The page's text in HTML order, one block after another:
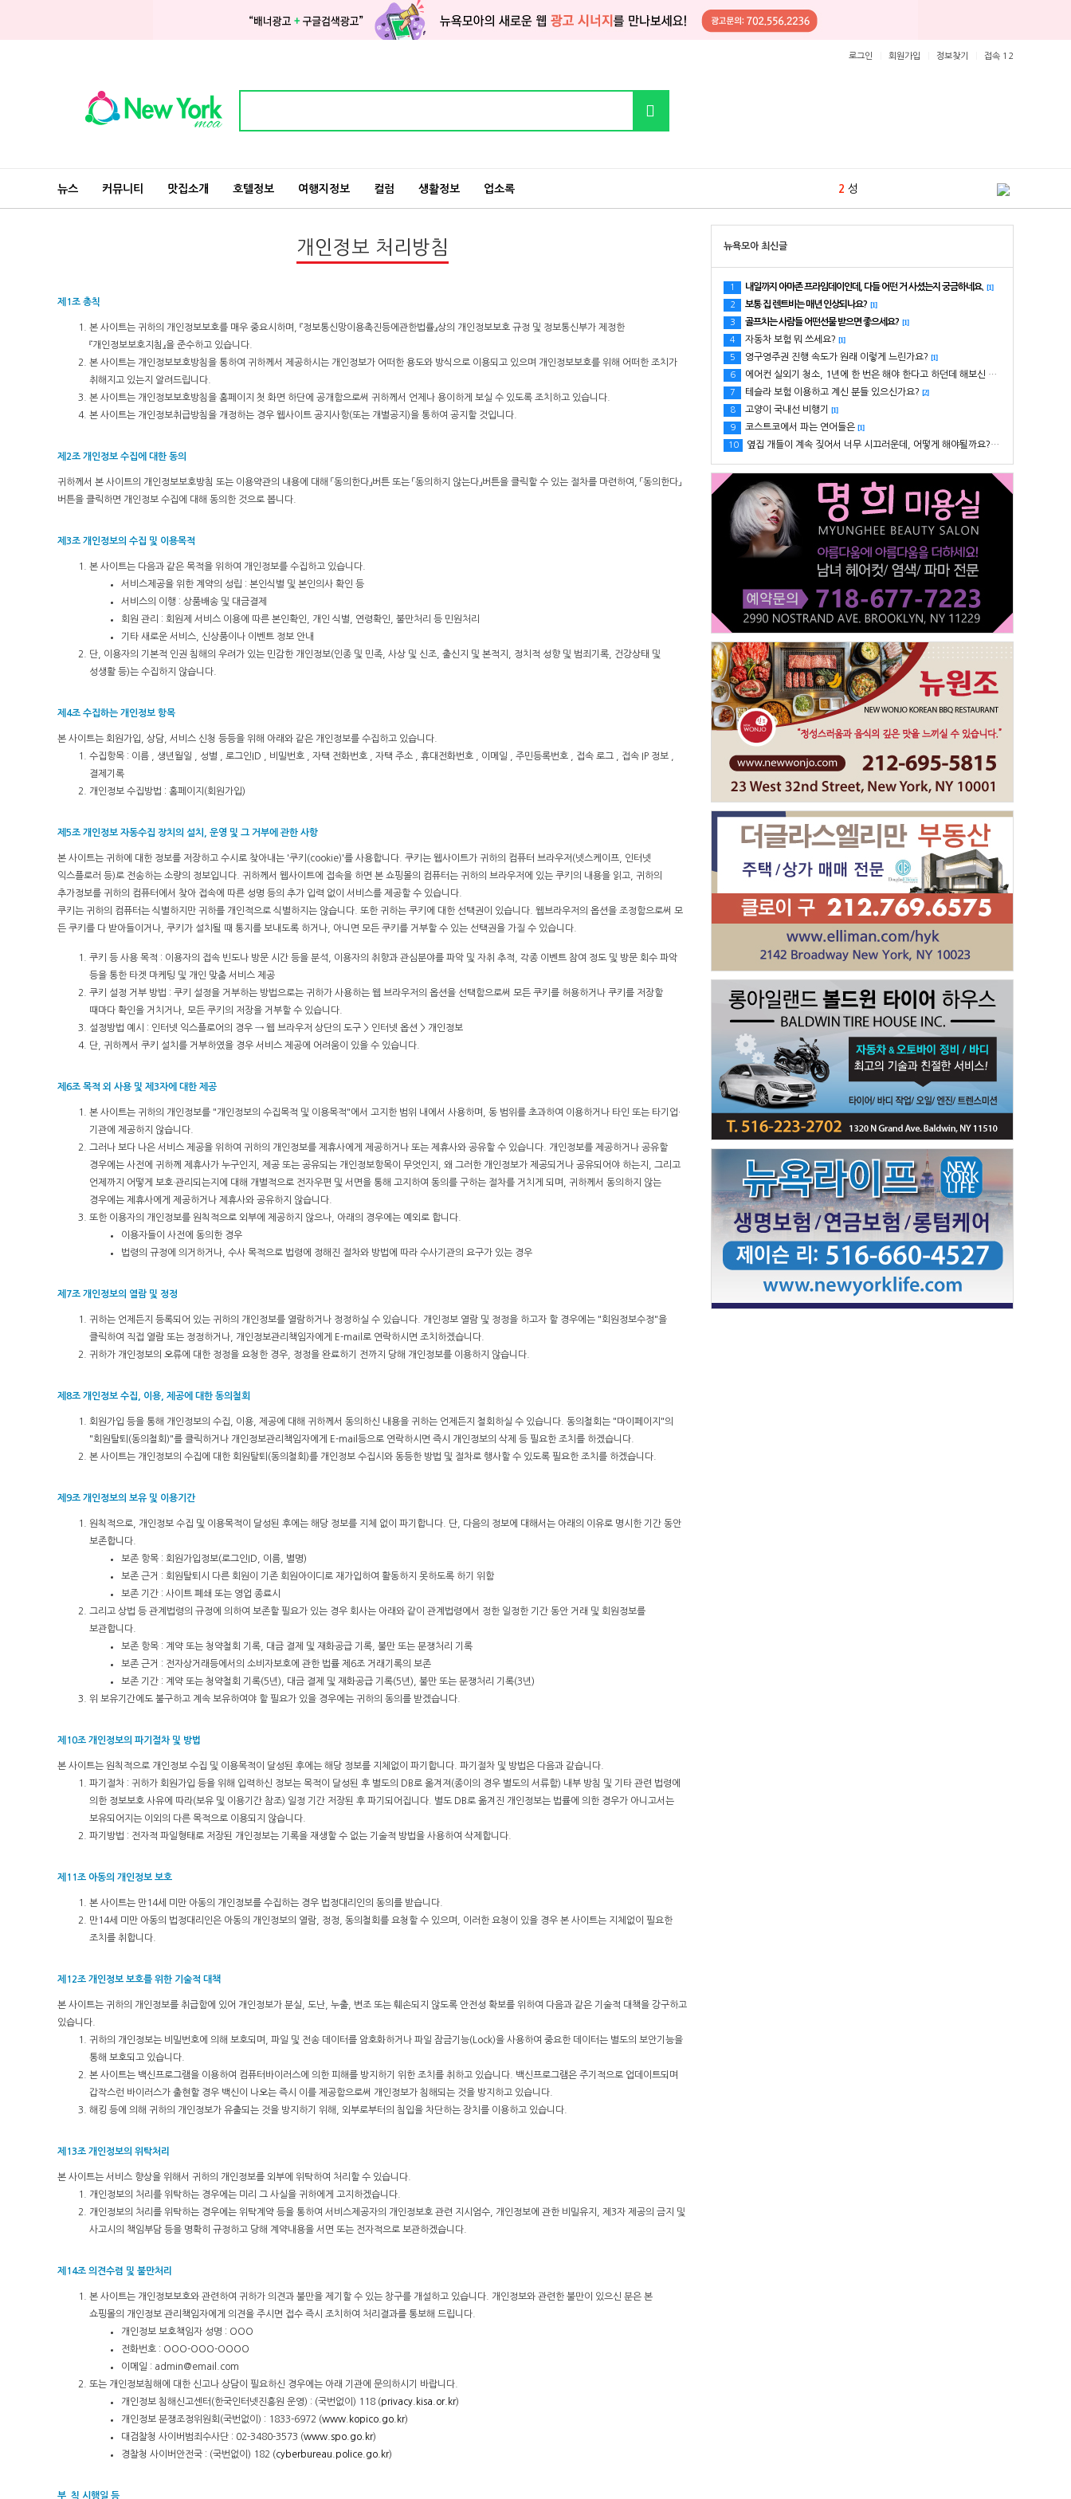
로그인 회원가입 정보찾기 접속 12
2 성
3 시큐
리얼
7 맨하탄
9 라이프
10 ZELLE
1 돌
뉴스 커뮤니티 맛집소개 호텔정보 여행지정보 컬럼 생활정보 업소록
Privacy
개인정보 처리방침
제1조 총칙
본 사이트는 귀하의 개인정보보호를 매우 중요시하며, 『정보통신망이용촉진등에관한법률』상의 개인정보보호 규정 및 정보통신부가 제정한
『개인정보보호지침』을 준수하고 있습니다.
본 사이트는 개인정보보호방침을 통하여 귀하께서 제공하시는 개인정보가 어떠한 용도와 방식으로 이용되고 있으며 개인정보보호를 위해 어떠한 조치가
취해지고 있는지 알려드립니다.
본 사이트는 개인정보보호방침을 홈페이지 첫 화면 하단에 공개함으로써 귀하께서 언제나 용이하게 보실 수 있도록 조치하고 있습니다.
본 사이트는 개인정보취급방침을 개정하는 경우 웹사이트 공지사항(또는 개별공지)을 통하여 공지할 것입니다.
제2조 개인정보 수집에 대한 동의
귀하께서 본 사이트의 개인정보보호방침 또는 이용약관의 내용에 대해 「동의한다」버튼 또는 「동의하지 않는다」버튼을 클릭할 수 있는 절차를 마련하여, 「동의한다」
버튼을 클릭하면 개인정보 수집에 대해 동의한 것으로 봅니다.
제3조 개인정보의 수집 및 이용목적
본 사이트는 다음과 같은 목적을 위하여 개인정보를 수집하고 있습니다.
서비스제공을 위한 계약의 성립 : 본인식별 및 본인의사 확인 등
서비스의 이행 : 상품배송 및 대금결제
회원 관리 : 회원제 서비스 이용에 따른 본인확인, 개인 식별, 연령확인, 불만처리 등 민원처리
기타 새로운 서비스, 신상품이나 이벤트 정보 안내
단, 이용자의 기본적 인권 침해의 우려가 있는 민감한 개인정보(인종 및 민족, 사상 및 신조, 출신지 및 본적지, 정치적 성향 및 범죄기록, 건강상태 및
성생활 등)는 수집하지 않습니다.
제4조 수집하는 개인정보 항목
본 사이트는 회원가입, 상담, 서비스 신청 등등을 위해 아래와 같은 개인정보를 수집하고 있습니다.
수집항목 : 이름 , 생년월일 , 성별 , 로그인ID , 비밀번호 , 자택 전화번호 , 자택 주소 , 휴대전화번호 , 이메일 , 주민등록번호 , 접속 로그 , 접속 IP 정보 ,
결제기록
개인정보 수집방법 : 홈페이지(회원가입)
제5조 개인정보 자동수집 장치의 설치, 운영 및 그 거부에 관한 사항
본 사이트는 귀하에 대한 정보를 저장하고 수시로 찾아내는 '쿠키(cookie)'를 사용합니다. 쿠키는 웹사이트가 귀하의 컴퓨터 브라우저(넷스케이프, 인터넷
익스플로러 등)로 전송하는 소량의 정보입니다. 귀하께서 웹사이트에 접속을 하면 본 쇼핑몰의 컴퓨터는 귀하의 브라우저에 있는 쿠키의 내용을 읽고, 귀하의
추가정보를 귀하의 컴퓨터에서 찾아 접속에 따른 성명 등의 추가 입력 없이 서비스를 제공할 수 있습니다.
쿠키는 귀하의 컴퓨터는 식별하지만 귀하를 개인적으로 식별하지는 않습니다. 또한 귀하는 쿠키에 대한 선택권이 있습니다. 웹브라우저의 옵션을 조정함으로써 모
든 쿠키를 다 받아들이거나, 쿠키가 설치될 때 통지를 보내도록 하거나, 아니면 모든 쿠키를 거부할 수 있는 선택권을 가질 수 있습니다.
쿠키 등 사용 목적 : 이용자의 접속 빈도나 방문 시간 등을 분석, 이용자의 취향과 관심분야를 파악 및 자취 추적, 각종 이벤트 참여 정도 및 방문 회수 파악
등을 통한 타겟 마케팅 및 개인 맞춤 서비스 제공
쿠키 설정 거부 방법 : 쿠키 설정을 거부하는 방법으로는 귀하가 사용하는 웹 브라우저의 옵션을 선택함으로써 모든 쿠키를 허용하거나 쿠키를 저장할
때마다 확인을 거치거나, 모든 쿠키의 저장을 거부할 수 있습니다.
설정방법 예시 : 인터넷 익스플로어의 경우 → 웹 브라우저 상단의 도구 > 인터넷 옵션 > 개인정보
단, 귀하께서 쿠키 설치를 거부하였을 경우 서비스 제공에 어려움이 있을 수 있습니다.
제6조 목적 외 사용 및 제3자에 대한 제공
본 사이트는 귀하의 개인정보를 "개인정보의 수집목적 및 이용목적"에서 고지한 범위 내에서 사용하며, 동 범위를 초과하여 이용하거나 타인 또는 타기업·
기관에 제공하지 않습니다.
그러나 보다 나은 서비스 제공을 위하여 귀하의 개인정보를 제휴사에게 제공하거나 또는 제휴사와 공유할 수 있습니다. 개인정보를 제공하거나 공유할
경우에는 사전에 귀하께 제휴사가 누구인지, 제공 또는 공유되는 개인정보항목이 무엇인지, 왜 그러한 개인정보가 제공되거나 공유되어야 하는지, 그리고
언제까지 어떻게 보호·관리되는지에 대해 개별적으로 전자우편 및 서면을 통해 고지하여 동의를 구하는 절차를 거치게 되며, 귀하께서 동의하지 않는
경우에는 제휴사에게 제공하거나 제휴사와 공유하지 않습니다.
또한 이용자의 개인정보를 원칙적으로 외부에 제공하지 않으나, 아래의 경우에는 예외로 합니다.
이용자들이 사전에 동의한 경우
법령의 규정에 의거하거나, 수사 목적으로 법령에 정해진 절차와 방법에 따라 수사기관의 요구가 있는 경우
제7조 개인정보의 열람 및 정정
귀하는 언제든지 등록되어 있는 귀하의 개인정보를 열람하거나 정정하실 수 있습니다. 개인정보 열람 및 정정을 하고자 할 경우에는 "회원정보수정"을
클릭하여 직접 열람 또는 정정하거나, 개인정보관리책임자에게 E-mail로 연락하시면 조치하겠습니다.
귀하가 개인정보의 오류에 대한 정정을 요청한 경우, 정정을 완료하기 전까지 당해 개인정보를 이용하지 않습니다.
제8조 개인정보 수집, 이용, 제공에 대한 동의철회
회원가입 등을 통해 개인정보의 수집, 이용, 제공에 대해 귀하께서 동의하신 내용을 귀하는 언제든지 철회하실 수 있습니다. 동의철회는 "마이페이지"의
"회원탈퇴(동의철회)"를 클릭하거나 개인정보관리책임자에게 E-mail등으로 연락하시면 즉시 개인정보의 삭제 등 필요한 조치를 하겠습니다.
본 사이트는 개인정보의 수집에 대한 회원탈퇴(동의철회)를 개인정보 수집시와 동등한 방법 및 절차로 행사할 수 있도록 필요한 조치를 하겠습니다.
제9조 개인정보의 보유 및 이용기간
원칙적으로, 개인정보 수집 및 이용목적이 달성된 후에는 해당 정보를 지체 없이 파기합니다. 단, 다음의 정보에 대해서는 아래의 이유로 명시한 기간 동안
보존합니다.
보존 항목 : 회원가입정보(로그인ID, 이름, 별명)
보존 근거 : 회원탈퇴시 다른 회원이 기존 회원아이디로 재가입하여 활동하지 못하도록 하기 위함
보존 기간 : 사이트 폐쇄 또는 영업 종료시
그리고 상법 등 관계법령의 규정에 의하여 보존할 필요가 있는 경우 회사는 아래와 같이 관계법령에서 정한 일정한 기간 동안 거래 및 회원정보를
보관합니다.
보존 항목 : 계약 또는 청약철회 기록, 대금 결제 및 재화공급 기록, 불만 또는 분쟁처리 기록
보존 근거 : 전자상거래등에서의 소비자보호에 관한 법률 제6조 거래기록의 보존
보존 기간 : 계약 또는 청약철회 기록(5년), 대금 결제 및 재화공급 기록(5년), 불만 또는 분쟁처리 기록(3년)
위 보유기간에도 불구하고 계속 보유하여야 할 필요가 있을 경우에는 귀하의 동의를 받겠습니다.
제10조 개인정보의 파기절차 및 방법
본 사이트는 원칙적으로 개인정보 수집 및 이용목적이 달성된 후에는 해당 정보를 지체없이 파기합니다. 파기절차 및 방법은 다음과 같습니다.
파기절차 : 귀하가 회원가입 등을 위해 입력하신 정보는 목적이 달성된 후 별도의 DB로 옮겨져(종이의 경우 별도의 서류함) 내부 방침 및 기타 관련 법령에
의한 정보보호 사유에 따라(보유 및 이용기간 참조) 일정 기간 저장된 후 파기되어집니다. 별도 DB로 옮겨진 개인정보는 법률에 의한 경우가 아니고서는
보유되어지는 이외의 다른 목적으로 이용되지 않습니다.
파기방법 : 전자적 파일형태로 저장된 개인정보는 기록을 재생할 수 없는 기술적 방법을 사용하여 삭제합니다.
제11조 아동의 개인정보 보호
본 사이트는 만14세 미만 아동의 개인정보를 수집하는 경우 법정대리인의 동의를 받습니다.
만14세 미만 아동의 법정대리인은 아동의 개인정보의 열람, 정정, 동의철회를 요청할 수 있으며, 이러한 요청이 있을 경우 본 사이트는 지체없이 필요한
조치를 취합니다.
제12조 개인정보 보호를 위한 기술적 대책
본 사이트는 귀하의 개인정보를 취급함에 있어 개인정보가 분실, 도난, 누출, 변조 또는 훼손되지 않도록 안전성 확보를 위하여 다음과 같은 기술적 대책을 강구하고
있습니다.
귀하의 개인정보는 비밀번호에 의해 보호되며, 파일 및 전송 데이터를 암호화하거나 파일 잠금기능(Lock)을 사용하여 중요한 데이터는 별도의 보안기능을
통해 보호되고 있습니다.
본 사이트는 백신프로그램을 이용하여 컴퓨터바이러스에 의한 피해를 방지하기 위한 조치를 취하고 있습니다. 백신프로그램은 주기적으로 업데이트되며
갑작스런 바이러스가 출현할 경우 백신이 나오는 즉시 이를 제공함으로써 개인정보가 침해되는 것을 방지하고 있습니다.
해킹 등에 의해 귀하의 개인정보가 유출되는 것을 방지하기 위해, 외부로부터의 침입을 차단하는 장치를 이용하고 있습니다.
제13조 개인정보의 위탁처리
본 사이트는 서비스 향상을 위해서 귀하의 개인정보를 외부에 위탁하여 처리할 수 있습니다.
개인정보의 처리를 위탁하는 경우에는 미리 그 사실을 귀하에게 고지하겠습니다.
개인정보의 처리를 위탁하는 경우에는 위탁계약 등을 통하여 서비스제공자의 개인정보호 관련 지시엄수, 개인정보에 관한 비밀유지, 제3자 제공의 금지 및
사고시의 책임부담 등을 명확히 규정하고 당해 계약내용을 서면 또는 전자적으로 보관하겠습니다.
제14조 의견수렴 및 불만처리
본 사이트는 개인정보보호와 관련하여 귀하가 의견과 불만을 제기할 수 있는 창구를 개설하고 있습니다. 개인정보와 관련한 불만이 있으신 분은 본
쇼핑몰의 개인정보 관리책임자에게 의견을 주시면 접수 즉시 조치하여 처리결과를 통보해 드립니다.
개인정보 보호책임자 성명 : OOO
전화번호 : OOO-OOO-OOOO
이메일 : admin@email.com
또는 개인정보침해에 대한 신고나 상담이 필요하신 경우에는 아래 기관에 문의하시기 바랍니다.
개인정보 침해신고센터(한국인터넷진흥원 운영) : (국번없이) 118 (privacy.kisa.or.kr)
개인정보 분쟁조정위원회(국번없이) : 1833-6972 (www.kopico.go.kr)
대검찰청 사이버범죄수사단 : 02-3480-3573 (www.spo.go.kr)
경찰청 사이버안전국 : (국번없이) 182 (cyberbureau.police.go.kr)
부 칙 시행일 등
뉴욕모아 최신글
1 내일까지 아마존 프라임데이인데, 다들 어떤 거 사셨는지 궁금하네요. [1]
2
보통 집 렌트비는 매년 인상되나요? [1]
3
골프치는 사람들 어떤선물 받으면 좋으세요? [1]
4
자동차 보험 뭐 쓰세요? [1]
5
영구영주권 진행 속도가 원래 이렇게 느린가요? [1]
6
에어컨 실외기 청소, 1년에 한 번은 해야 한다고 하던데 해보신 분 있으세요?
7
테슬라 보험 이용하고 계신 분들 있으신가요? [2]
8
고양이 국내선 비행기 [1]
9
코스트코에서 파는 연어들은 [1]
10
옆집 개들이 계속 짖어서 너무 시끄러운데, 어떻게 해야될까요? ㅠㅠ